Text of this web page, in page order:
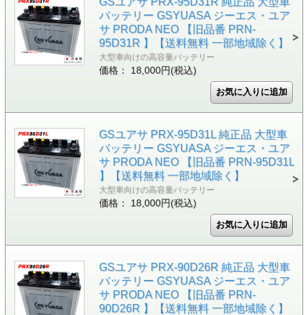
バッテリー GSYUASA ジーエス・ユア
サ PRODA NEO 【旧品番 PRN-
95D31R 】【送料無料 一部地域除く】
大型車向けの高容量バッテリー
価格： 18,000円(税込)
GSユアサ PRX-95D31L 純正品 大型車
バッテリー GSYUASA ジーエス・ユア
サ PRODA NEO 【旧品番 PRN-95D31L
】【送料無料 一部地域除く】
大型車向けの高容量バッテリー
価格： 18,000円(税込)
GSユアサ PRX-90D26R 純正品 大型車
バッテリー GSYUASA ジーエス・ユア
サ PRODA NEO 【旧品番 PRN-
90D26R 】【送料無料 一部地域除く】